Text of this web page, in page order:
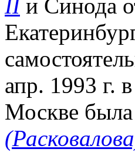
IIи Синода
апр. 1993 г.
Москве